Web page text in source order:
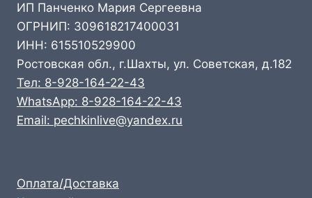
ИП Панченко Мария Сергеевна
ОГРНИП: 309618217400031
ИНН: 615510529900
Ростовская обл., г.Шахты, ул. Советская, д.182
Тел: 8-928-164-22-43
WhatsApp: 8-928-164-22-43
Email: pechkinlive@yandex.ru
Оплата/Доставка